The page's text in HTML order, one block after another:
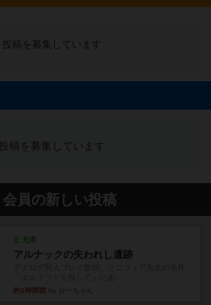
投稿を募集しています
稿を募集しています
会員の新しい投稿
充実
アルナックの失われし遺跡
約1時間前